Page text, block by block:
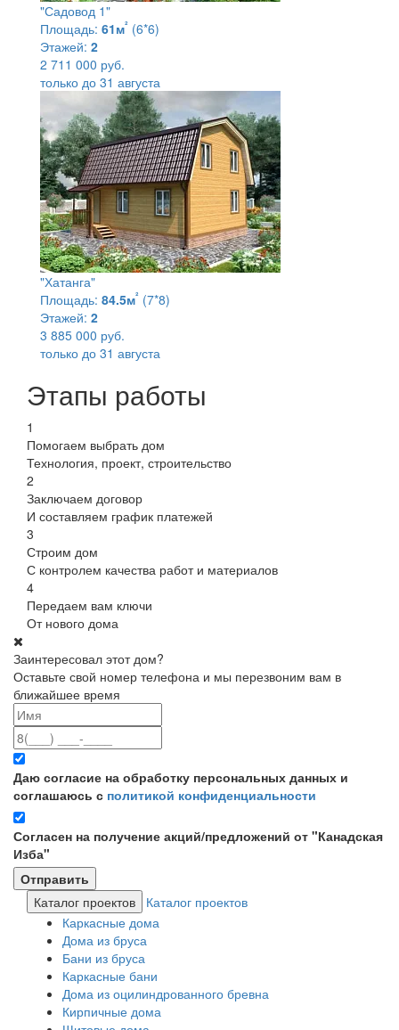
"Садовод 1"
Площадь: 61м² (6*6)
Этажей: 2
2 711 000 руб.
только до 31 августа
"Хатанга"
Площадь: 84.5м² (7*8)
Этажей: 2
3 885 000 руб.
только до 31 августа
Этапы работы
1
Помогаем выбрать дом
Технология, проект, строительство
2
Заключаем договор
И составляем график платежей
3
Строим дом
С контролем качества работ и материалов
4
Передаем вам ключи
От нового дома
Заинтересовал этот дом?
Оставьте свой номер телефона и мы перезвоним вам в
ближайшее время
Даю согласие на обработку персональных данных и
соглашаюсь с политикой конфиденциальности
Согласен на получение акций/предложений от "Канадская
Изба"
Каталог проектов
Каталог проектов
Каркасные дома
Дома из бруса
Бани из бруса
Каркасные бани
Дома из оцилиндрованного бревна
Кирпичные дома